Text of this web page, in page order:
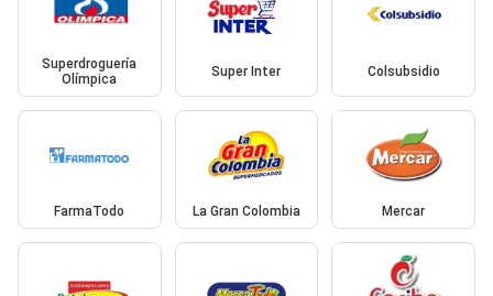
Superdroguería
Olímpica
Super Inter Colsubsidio
FarmaTodo La Gran Colombia Mercar